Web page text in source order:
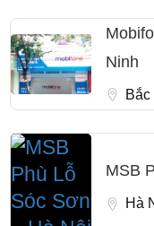
Ninh
Bắc
MSB
Hà